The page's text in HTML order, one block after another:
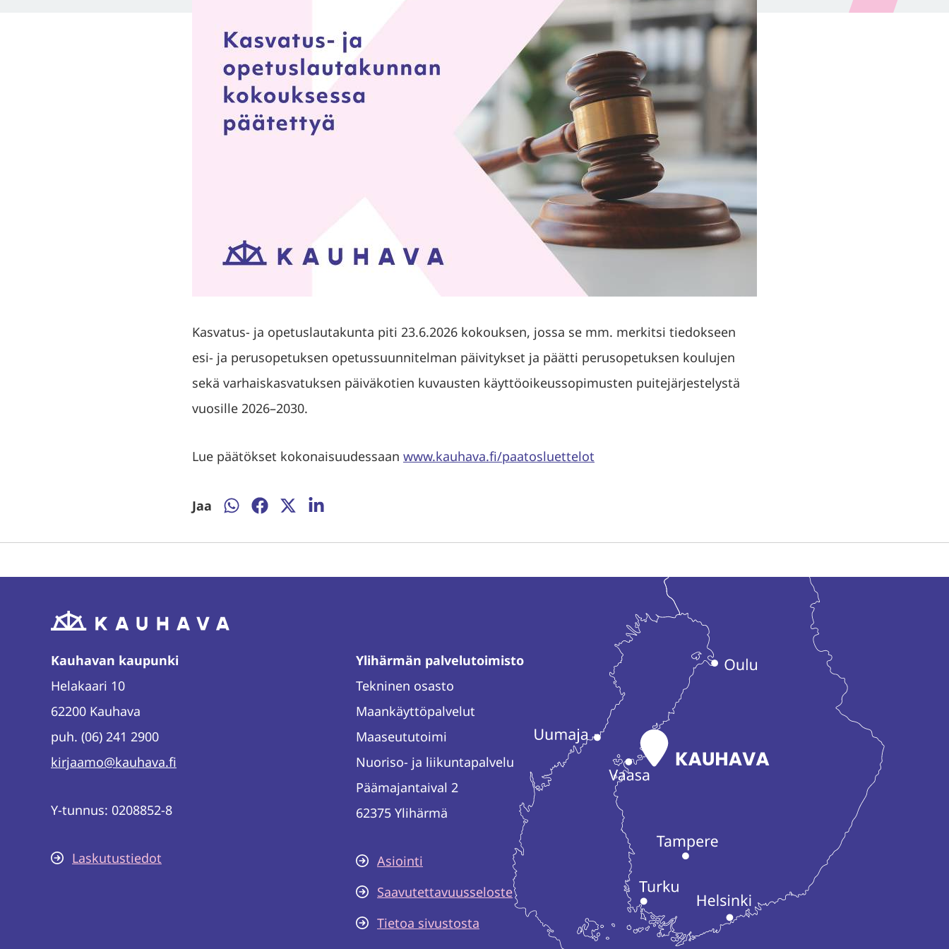
Kasvatus- ja opetuslautakunta piti 23.6.2026 kokouksen, jossa se mm. merkitsi tiedokseen
esi- ja perusopetuksen opetussuunnitelman päivitykset ja päätti perusopetuksen koulujen
sekä varhaiskasvatuksen päiväkotien kuvausten käyttöoikeussopimusten puitejärjestelystä
vuosille 2026–2030.
Lue päätökset kokonaisuudessaan www.kauhava.fi/paatosluettelot
Jaa
Jaa
Jaa
Jaa
Jaa
Kauhavan kaupunki
Helakaari 10
62200 Kauhava
puh. (06) 241 2900
kirjaamo@kauhava.fi
Y-tunnus: 0208852-8
Laskutustiedot
Ylihärmän palvelutoimisto
Tekninen osasto
Maankäyttöpalvelut
Maaseututoimi
Nuoriso- ja liikuntapalvelu
Päämajantaival 2
62375 Ylihärmä
Asiointi
Saavutettavuusseloste
Tietoa sivustosta